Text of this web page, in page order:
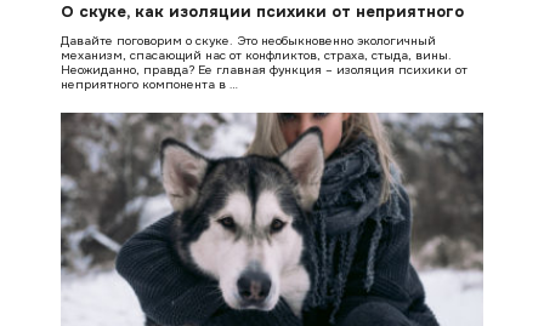
О скуке, как изоляции психики от неприятного
Давайте поговорим о скуке. Это необыкновенно экологичный
механизм, спасающий нас от конфликтов, страха, стыда, вины.
Неожиданно, правда? Ее главная функция – изоляция психики от
неприятного компонента в …